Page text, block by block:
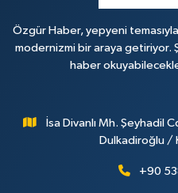
Özgür Haber, yepyeni
modernizmi bir araya getiriyor.
haber
İsa Divanlı Mh. Şeyhadil
Dulkadiroğlu /
+90